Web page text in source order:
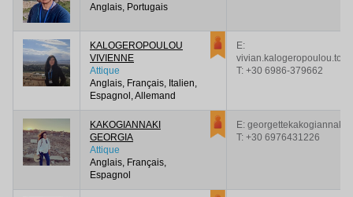
Anglais, Portugais
KALOGEROPOULOU
VIVIENNE
Attique
Anglais, Français, Italien,
Espagnol, Allemand
E:
T: +30 6986-379662
KAKOGIANNAKI
GEORGIA
Attique
Anglais, Français,
Espagnol
E:
T: +30 6976431226